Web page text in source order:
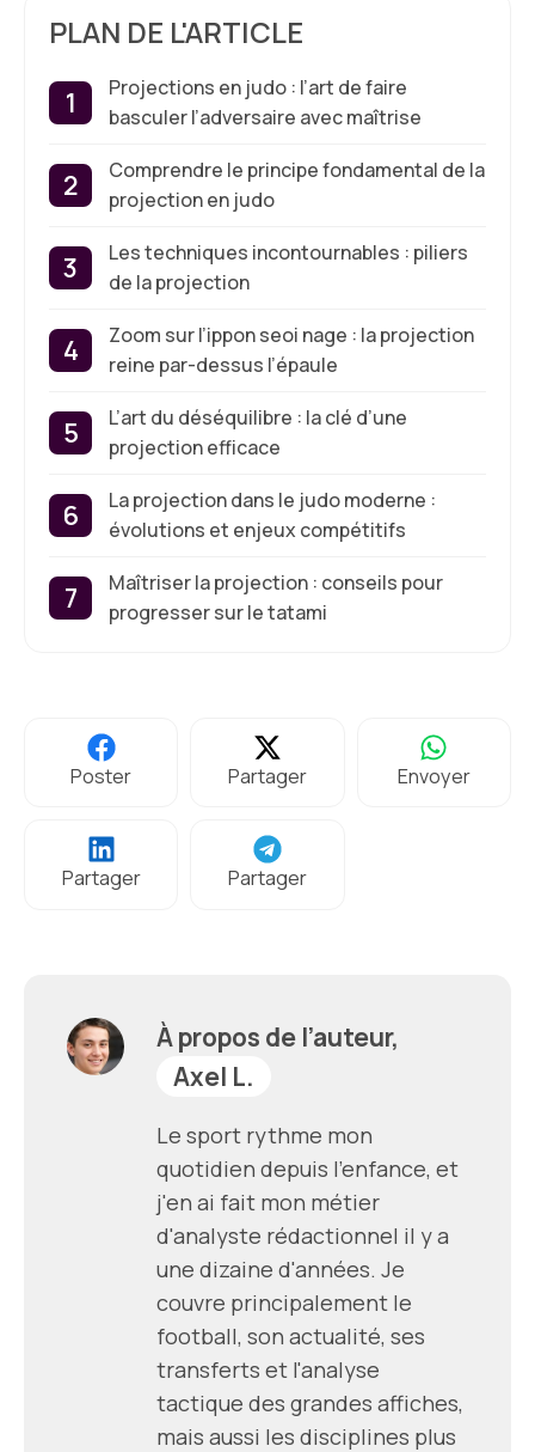
PLAN DE L'ARTICLE
Projections en judo : l’art de faire
basculer l’adversaire avec maîtrise
Comprendre le principe fondamental de la
projection en judo
Les techniques incontournables : piliers
de la projection
Zoom sur l’ippon seoi nage : la projection
reine par-dessus l’épaule
L’art du déséquilibre : la clé d’une
projection efficace
La projection dans le judo moderne :
évolutions et enjeux compétitifs
Maîtriser la projection : conseils pour
progresser sur le tatami
Poster Partager Envoyer
Partager Partager
À propos de l’auteur,
Axel L.
Le sport rythme mon
quotidien depuis l'enfance, et
j'en ai fait mon métier
d'analyste rédactionnel il y a
une dizaine d'années. Je
couvre principalement le
football, son actualité, ses
transferts et l'analyse
tactique des grandes affiches,
mais aussi les disciplines plus